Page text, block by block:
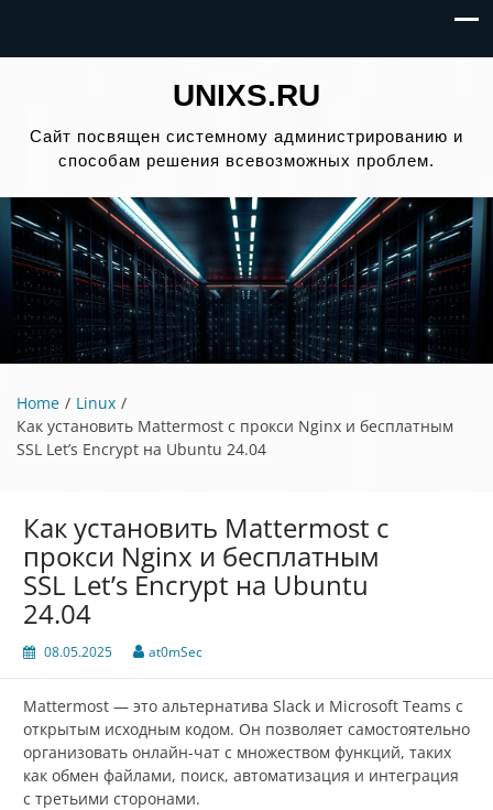
UNIXS.RU
Сайт посвящен системному администрированию и
способам решения всевозможных проблем.
Home
Linux
Как установить Mattermost с прокси Nginx и бесплатным
SSL Let’s Encrypt на Ubuntu 24.04
Как установить Mattermost с
прокси Nginx и бесплатным
SSL Let’s Encrypt на Ubuntu
24.04
08.05.2025 at0mSec
Mattermost — это альтернатива Slack и Microsoft Teams с
открытым исходным кодом. Он позволяет самостоятельно
организовать онлайн-чат с множеством функций, таких
как обмен файлами, поиск, автоматизация и интеграция
с третьими сторонами.